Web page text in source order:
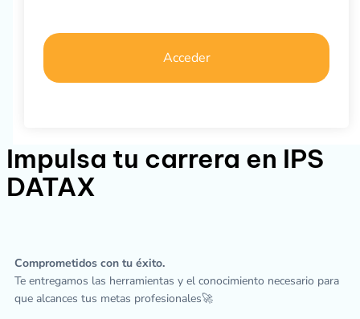
Acceder
Impulsa tu carrera en IPS
DATAX
Comprometidos con tu éxito.
Te entregamos las herramientas y el conocimiento necesario para
que alcances tus metas profesionales🚀